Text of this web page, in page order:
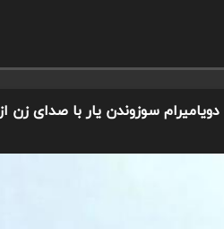
سوزوندن یار با صدای زن از